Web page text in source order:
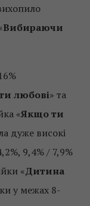
Вибираючи
любові» та
«Якщо ти
дуже високі
9,4% / 7,9%
«Дитина
у межах 8-